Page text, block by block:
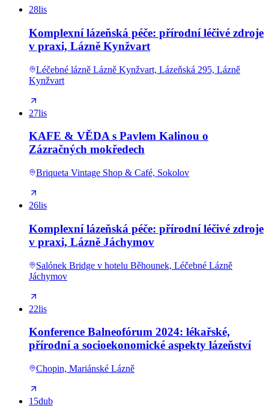
28lis
Komplexní lázeňská péče: přírodní léčivé zdroje
v praxi, Lázně Kynžvart
Léčebné lázně Lázně Kynžvart, Lázeňská 295, Lázně
Kynžvart
27lis
KAFE & VĚDA s Pavlem Kalinou o
Zázračných mokředech
Briqueta Vintage Shop & Café, Sokolov
26lis
Komplexní lázeňská péče: přírodní léčivé zdroje
v praxi, Lázně Jáchymov
Salónek Bridge v hotelu Běhounek, Léčebné Lázně
Jáchymov
22lis
Konference Balneofórum 2024: lékařské,
přírodní a socioekonomické aspekty lázeňství
Chopin, Mariánské Lázně
15dub